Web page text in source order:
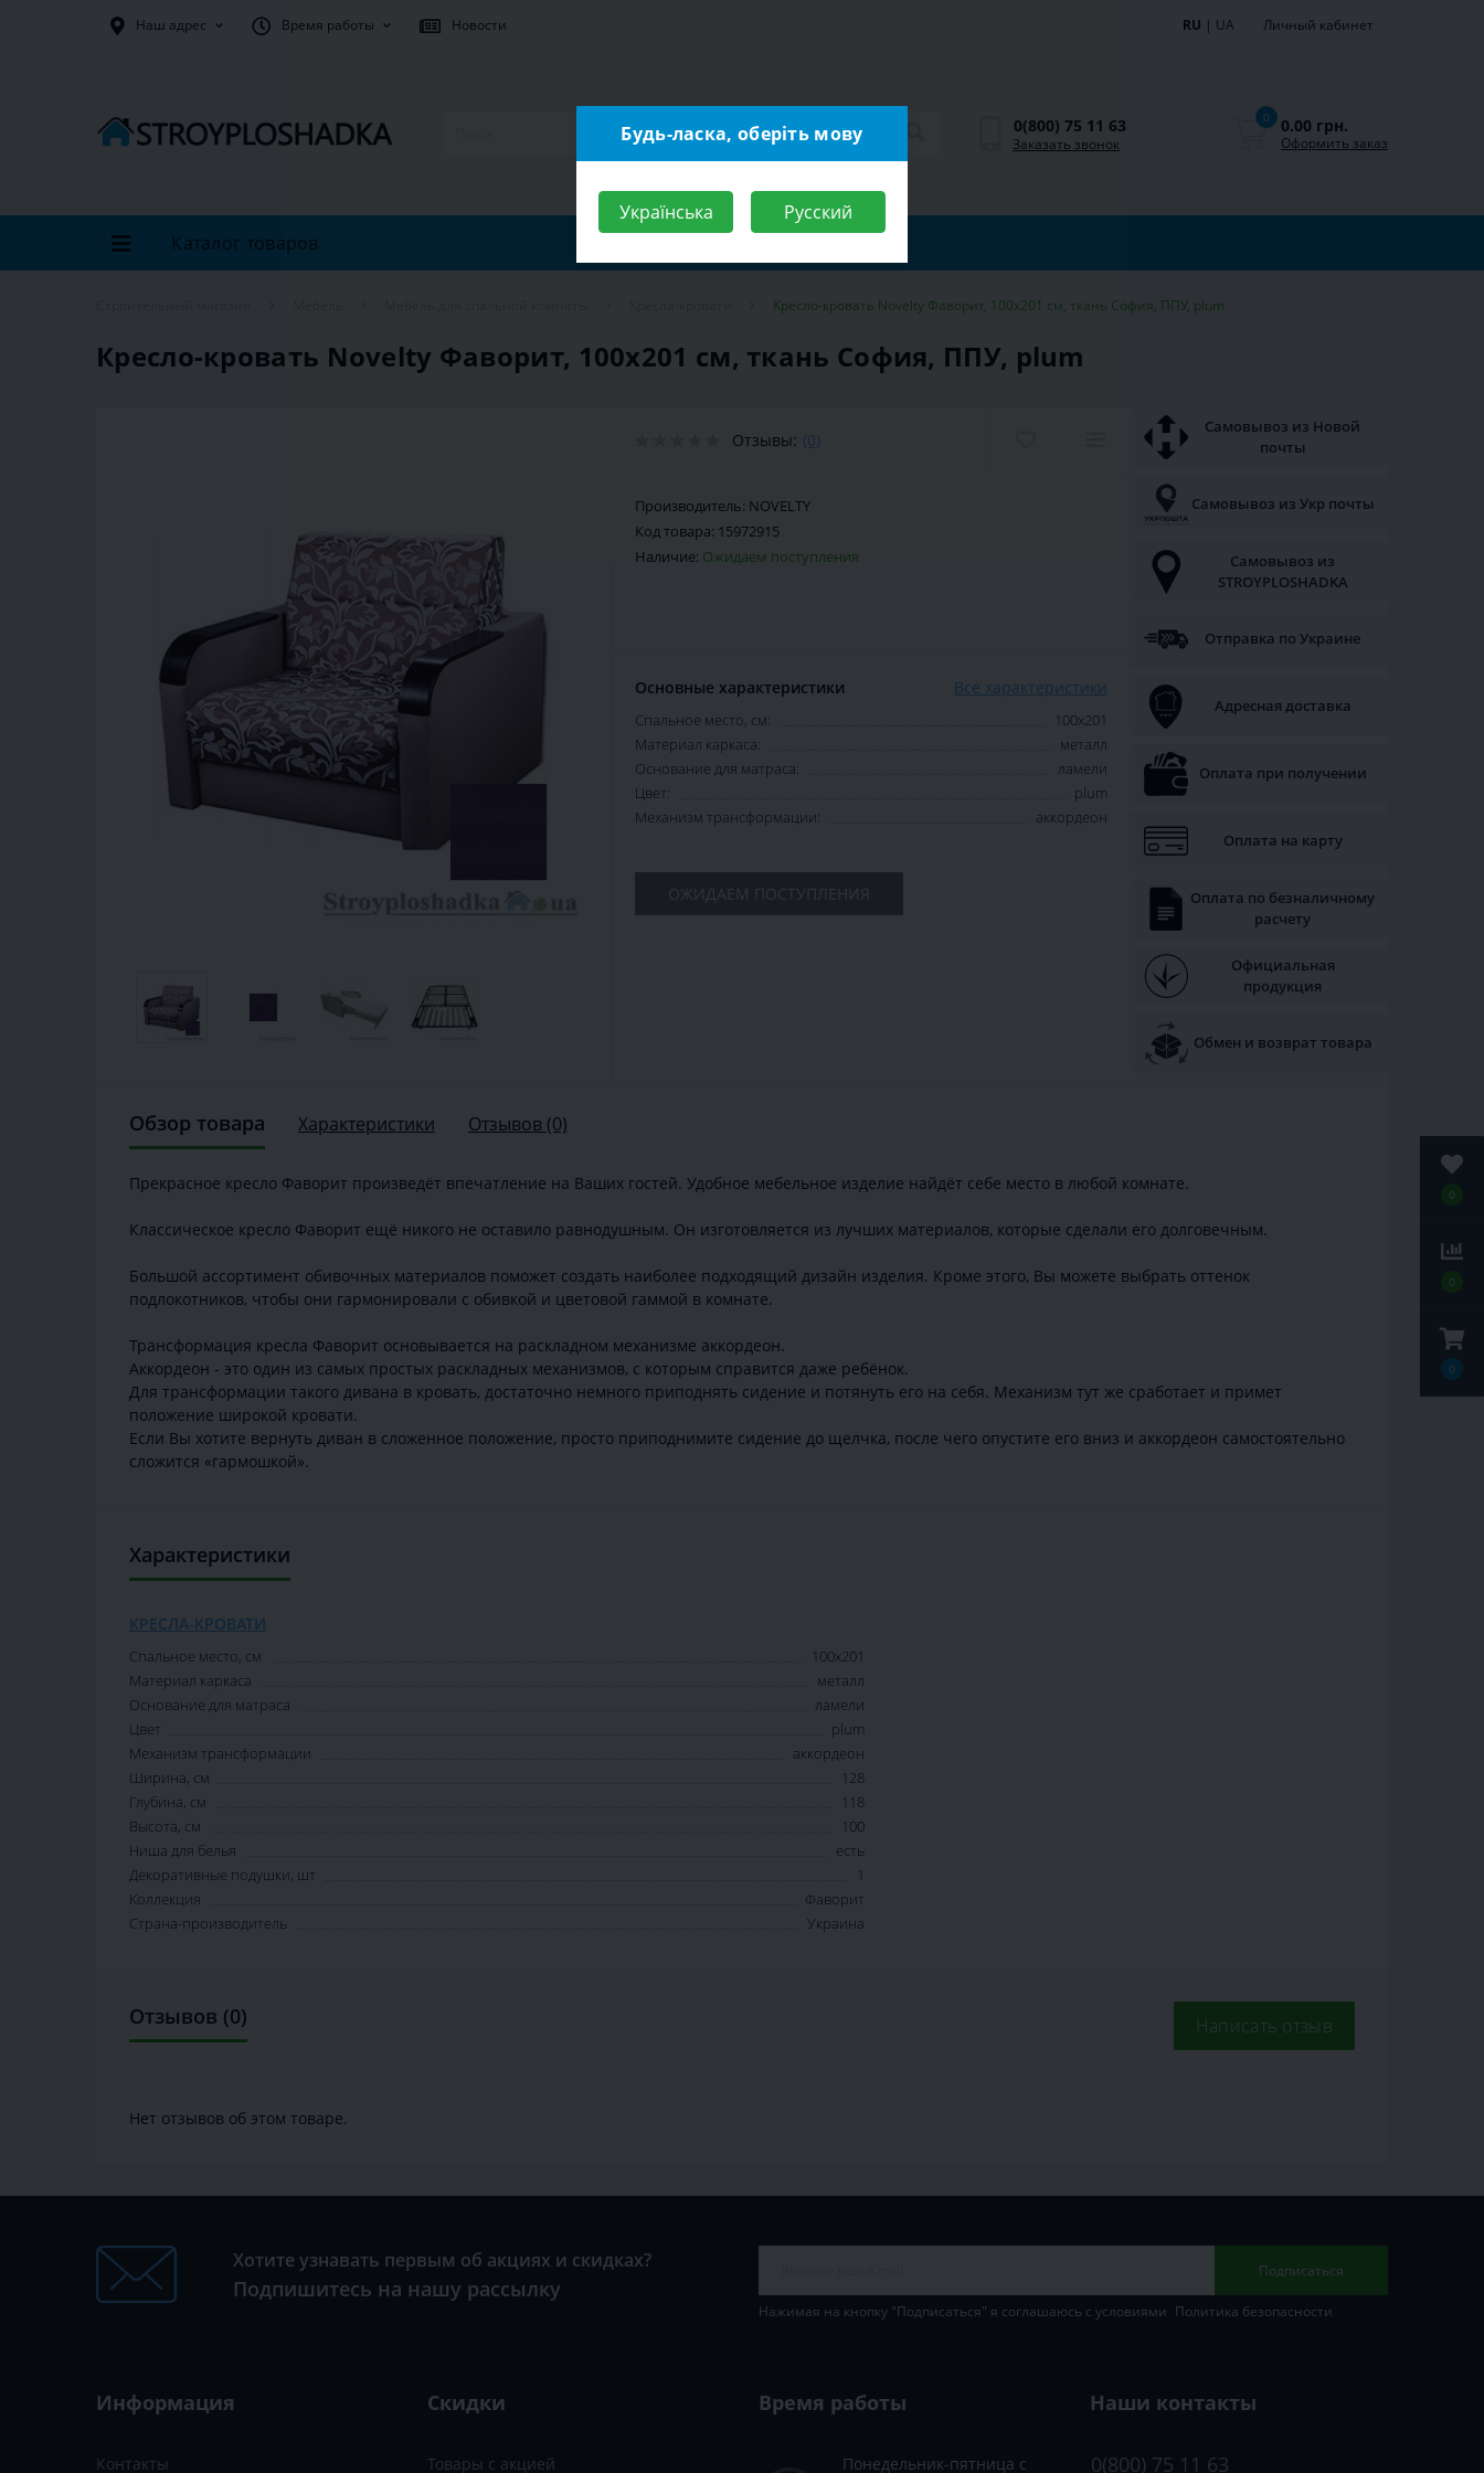
0
0
0
Наш адрес Время работы Новости RU | UA Личный кабинет
0(800) 75 11 63
Заказать звонок
0 0.00 грн.
Оформить заказ
Каталог товаров
Кресло-кровать Novelty Фаворит, 100х201 см, ткань София, ППУ, plum
Кресло-кровать Novelty Фаворит, 100х201 см, ткань София, ППУ, plum
Отзывы: (0)
Производитель: NOVELTY
Код товара: 15972915
Наличие: Ожидаем поступления
Основные характеристики Все характеристики
Спальное место, см:
100х201
Материал каркаса:
металл
Основание для матраса:
ламели
Цвет:
plum
Механизм трансформации:
аккордеон
ОЖИДАЕМ ПОСТУПЛЕНИЯ
Самовывоз из Новой
почты
Самовывоз из Укр почты
Самовывоз из
STROYPLOSHADKA
Отправка по Украине
Адресная доставка
Оплата при получении
Оплата на карту
Оплата по безналичному
расчету
Официальная
продукция
Обмен и возврат товара
Обзор товара Характеристики Отзывов (0)
Прекрасное кресло Фаворит произведёт впечатление на Ваших гостей. Удобное мебельное изделие найдёт себе место в любой комнате.
Классическое кресло Фаворит ещё никого не оставило равнодушным. Он изготовляется из лучших материалов, которые сделали его долговечным.
Большой ассортимент обивочных материалов поможет создать наиболее подходящий дизайн изделия. Кроме этого, Вы можете выбрать оттенок
подлокотников, чтобы они гармонировали с обивкой и цветовой гаммой в комнате.
Трансформация кресла Фаворит основывается на раскладном механизме аккордеон.
Аккордеон - это один из самых простых раскладных механизмов, с которым справится даже ребёнок.
Для трансформации такого дивана в кровать, достаточно немного приподнять сидение и потянуть его на себя. Механизм тут же сработает и примет
положение широкой кровати.
Если Вы хотите вернуть диван в сложенное положение, просто приподнимите сидение до щелчка, после чего опустите его вниз и аккордеон самостоятельно
сложится «гармошкой».
Характеристики
КРЕСЛА-КРОВАТИ
Спальное место, см
100х201
Материал каркаса
металл
Основание для матраса
ламели
Цвет
plum
Механизм трансформации
аккордеон
Ширина, см
128
Глубина, см
118
Высота, см
100
Ниша для белья
есть
Декоративные подушки, шт
1
Коллекция
Фаворит
Страна-производитель
Украина
Отзывов (0) Написать отзыв
Нет отзывов об этом товаре.
Хотите узнавать первым об акциях и скидках?
Подпишитесь на нашу рассылку
Подписаться
Нажимая на кнопку "Подписаться" я соглашаюсь с условиями Политика безопасности
Информация
Контакты
Скидки
Товары с акцией
Время работы
Понедельник-пятница с
Наши контакты
0(800) 75 11 63
Будь-ласка, оберіть мову
Українська Русский